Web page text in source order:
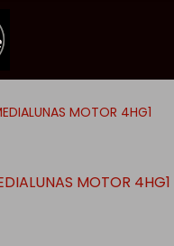
MOTOR 4HG1
MOTOR 4HG1